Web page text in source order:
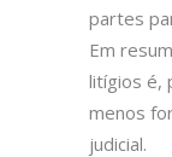
partes
Em
litígios é,
menos
judicial.